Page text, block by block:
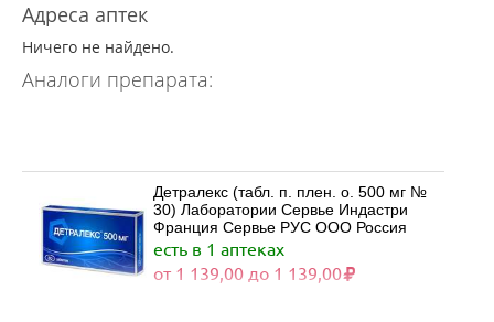
Адреса аптек
Ничего не найдено.
Аналоги препарата:
Детралекс (табл. п. плен. о. 500 мг №
30) Лаборатории Сервье Индастри
Франция Сервье РУС ООО Россия
есть в 1 аптеках
от 1 139,00 до 1 139,00